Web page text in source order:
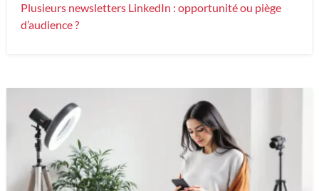
Plusieurs newsletters LinkedIn : opportunité ou piège
d’audience ?